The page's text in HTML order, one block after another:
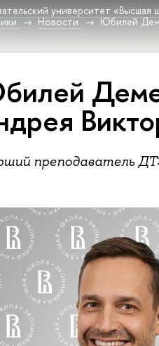
университет «Высшая
Новости Юбилей
преподаватель